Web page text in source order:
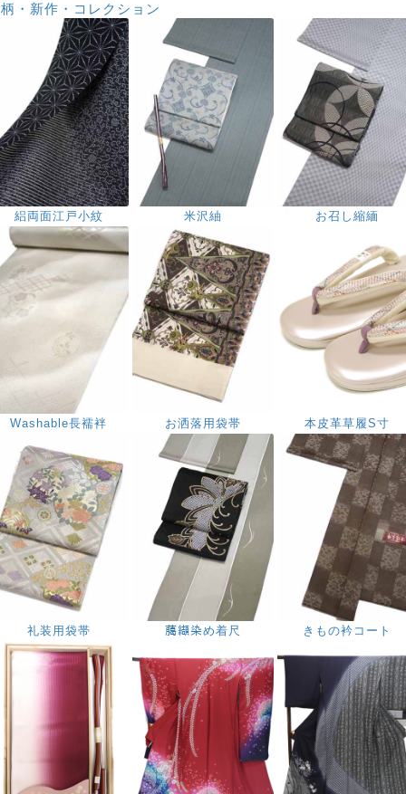
・新作・コレクション
絽両面江戸小紋 米沢紬 お召し縮緬
Washable長襦袢 お洒落用袋帯 本皮革草履S寸
礼装用袋帯 﨟纈染め着尺 きもの衿コート